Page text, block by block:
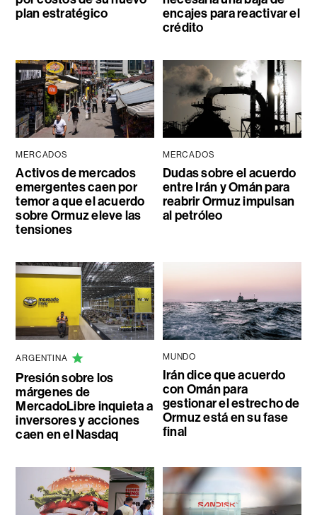
plan estratégico
encajes para reactivar el
crédito
MERCADOS
Activos de mercados
emergentes caen por
temor a que el acuerdo
sobre Ormuz eleve las
tensiones
MERCADOS
Dudas sobre el acuerdo
entre Irán y Omán para
reabrir Ormuz impulsan
al petróleo
ARGENTINA
Presión sobre los
márgenes de
MercadoLibre inquieta a
inversores y acciones
caen en el Nasdaq
MUNDO
Irán dice que acuerdo
con Omán para
gestionar el estrecho de
Ormuz está en su fase
final